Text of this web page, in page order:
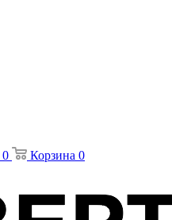
0 Корзина 0